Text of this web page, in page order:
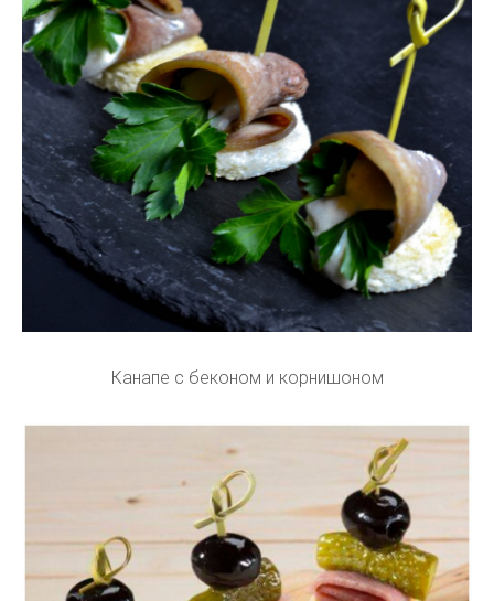
Канапе с беконом и корнишоном